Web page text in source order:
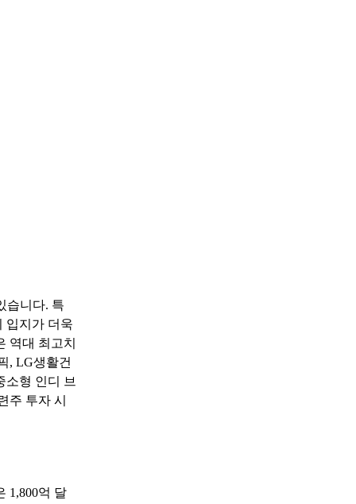
습니다. 특
입지가 더욱
역대 최고치
, LG생활건
소형 인디 브
주 투자 시
1,800억 달